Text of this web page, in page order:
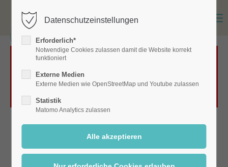
Das Laden von OpenStreetMap wurde nicht
erlaubt. Bitte ändern Sie die
Einstellungen
Datenschutzeinstellungen
Erforderlich*
Notwendige Cookies zulassen damit die Website korrekt
funktioniert
Externe Medien
Externe Medien wie OpenStreetMap und Youtube zulassen
Statistik
Matomo Analytics zulassen